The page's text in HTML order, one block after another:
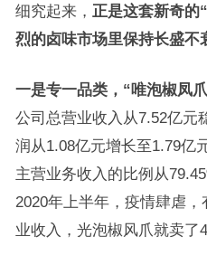
细究起来， 正是这套新奇的“
烈的卤味市场里保持长盛不
一是专一品类， “唯泡椒凤
公司总营业收入从7.52亿元
润从1.08亿元增长至1.79亿
主营业务收入的比例从
2020年上半年，疫情肆虐
业收入，光泡椒风爪就卖了